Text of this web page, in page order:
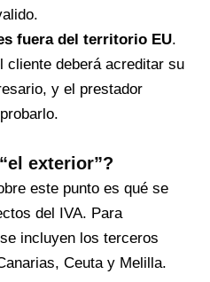
fuera del territorio EU.
cliente deberá acreditar su
y el prestador
exterior”?
este punto es qué se
del IVA. Para
incluyen los terceros
Ceuta y Melilla.